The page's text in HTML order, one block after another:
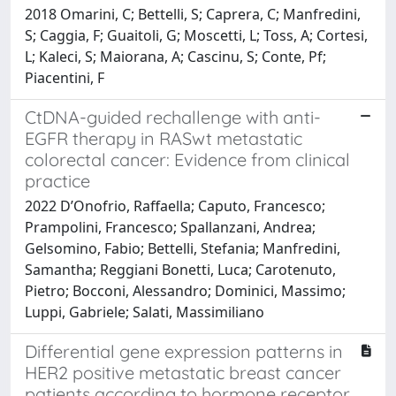
2018 Omarini, C; Bettelli, S; Caprera, C; Manfredini,
S; Caggia, F; Guaitoli, G; Moscetti, L; Toss, A; Cortesi,
L; Kaleci, S; Maiorana, A; Cascinu, S; Conte, Pf;
Piacentini, F
CtDNA-guided rechallenge with anti-
EGFR therapy in RASwt metastatic
colorectal cancer: Evidence from clinical
practice
2022 D’Onofrio, Raffaella; Caputo, Francesco;
Prampolini, Francesco; Spallanzani, Andrea;
Gelsomino, Fabio; Bettelli, Stefania; Manfredini,
Samantha; Reggiani Bonetti, Luca; Carotenuto,
Pietro; Bocconi, Alessandro; Dominici, Massimo;
Luppi, Gabriele; Salati, Massimiliano
Differential gene expression patterns in
HER2 positive metastatic breast cancer